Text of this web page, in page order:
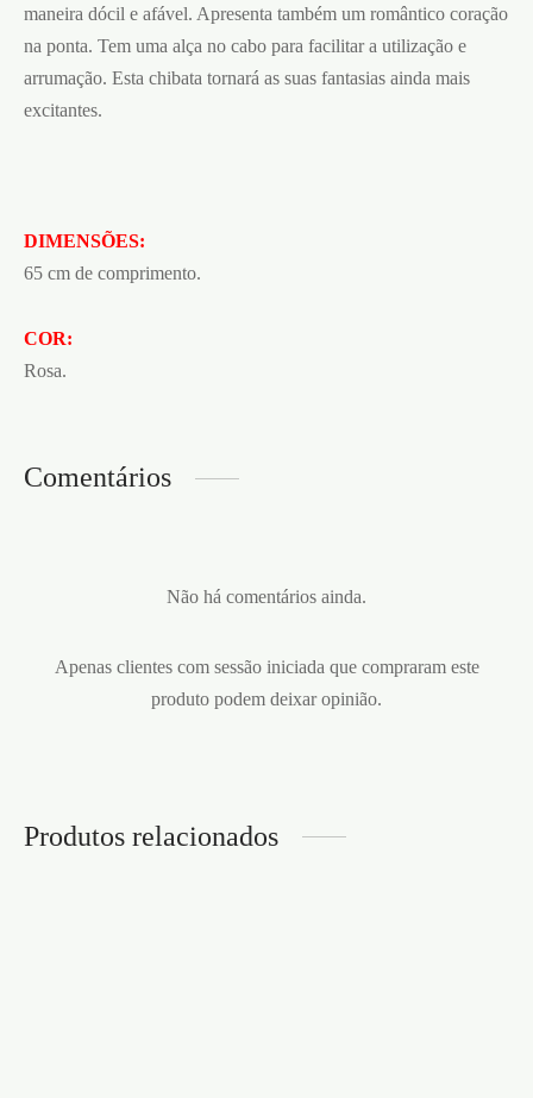
maneira dócil e afável. Apresenta também um romântico coração
na ponta. Tem uma alça no cabo para facilitar a utilização e
arrumação. Esta chibata tornará as suas fantasias ainda mais
excitantes.
DIMENSÕES:
65 cm de comprimento.
COR:
Rosa.
Comentários
Não há comentários ainda.
Apenas clientes com sessão iniciada que compraram este
produto podem deixar opinião.
Produtos relacionados